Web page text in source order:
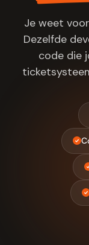
Je weet
Dezelfde
code die